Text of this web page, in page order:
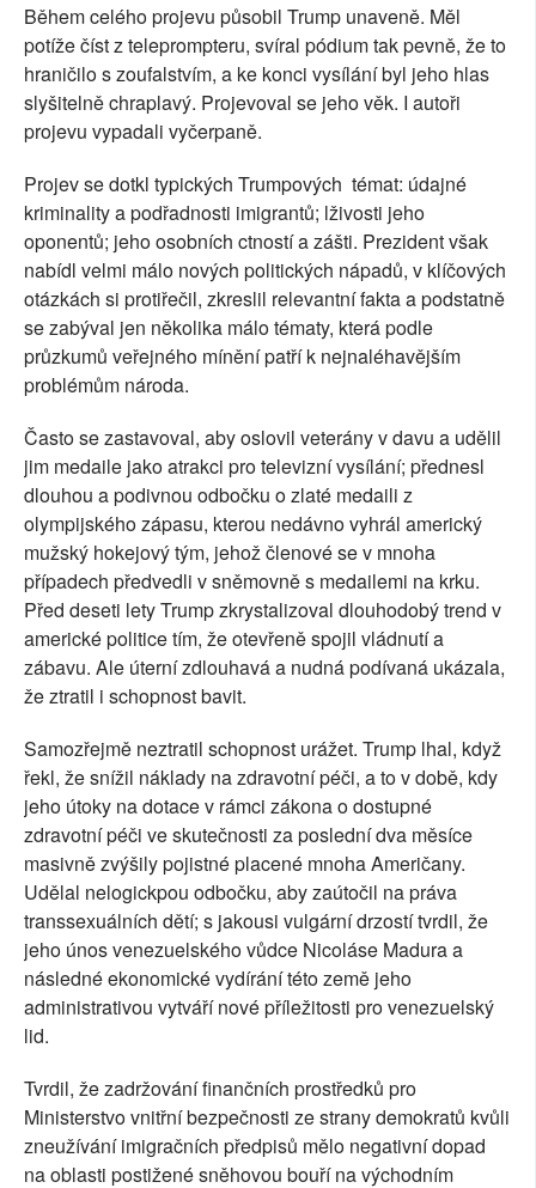
Během celého projevu působil Trump unaveně. Měl
potíže číst z teleprompteru, svíral pódium tak pevně, že to
hraničilo s zoufalstvím, a ke konci vysílání byl jeho hlas
slyšitelně chraplavý. Projevoval se jeho věk. I autoři
projevu vypadali vyčerpaně.
Projev se dotkl typických Trumpových témat: údajné
kriminality a podřadnosti imigrantů; lživosti jeho
oponentů; jeho osobních ctností a zášti. Prezident však
nabídl velmi málo nových politických nápadů, v klíčových
otázkách si protiřečil, zkreslil relevantní fakta a podstatně
se zabýval jen několika málo tématy, která podle
průzkumů veřejného mínění patří k nejnaléhavějším
problémům národa.
Často se zastavoval, aby oslovil veterány v davu a udělil
jim medaile jako atrakci pro televizní vysílání; přednesl
dlouhou a podivnou odbočku o zlaté medaili z
olympijského zápasu, kterou nedávno vyhrál americký
mužský hokejový tým, jehož členové se v mnoha
případech předvedli v sněmovně s medailemi na krku.
Před deseti lety Trump zkrystalizoval dlouhodobý trend v
americké politice tím, že otevřeně spojil vládnutí a
zábavu. Ale úterní zdlouhavá a nudná podívaná ukázala,
že ztratil i schopnost bavit.
Samozřejmě neztratil schopnost urážet. Trump lhal, když
řekl, že snížil náklady na zdravotní péči, a to v době, kdy
jeho útoky na dotace v rámci zákona o dostupné
zdravotní péči ve skutečnosti za poslední dva měsíce
masivně zvýšily pojistné placené mnoha Američany.
Udělal nelogickpou odbočku, aby zaútočil na práva
transsexuálních dětí; s jakousi vulgární drzostí tvrdil, že
jeho únos venezuelského vůdce Nicoláse Madura a
následné ekonomické vydírání této země jeho
administrativou vytváří nové příležitosti pro venezuelský
lid.
Tvrdil, že zadržování finančních prostředků pro
Ministerstvo vnitřní bezpečnosti ze strany demokratů kvůli
zneužívání imigračních předpisů mělo negativní dopad
na oblasti postižené sněhovou bouří na východním